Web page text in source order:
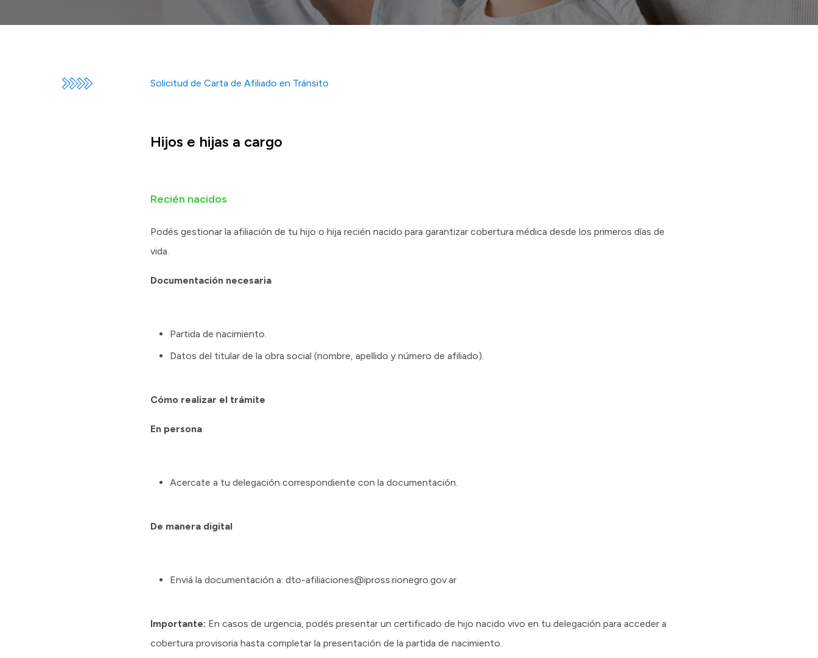
Solicitud de Carta de Afiliado en Tránsito
Hijos e hijas a cargo
Recién nacidos
Podés gestionar la afiliación de tu hijo o hija recién nacido para garantizar cobertura médica desde los primeros días de
vida.
Documentación necesaria
Partida de nacimiento.
Datos del titular de la obra social (nombre, apellido y número de afiliado).
Cómo realizar el trámite
En persona
Acercate a tu delegación correspondiente con la documentación.
De manera digital
Enviá la documentación a: dto-afiliaciones@ipross.rionegro.gov.ar
Importante: En casos de urgencia, podés presentar un certificado de hijo nacido vivo en tu delegación para acceder a
cobertura provisoria hasta completar la presentación de la partida de nacimiento.